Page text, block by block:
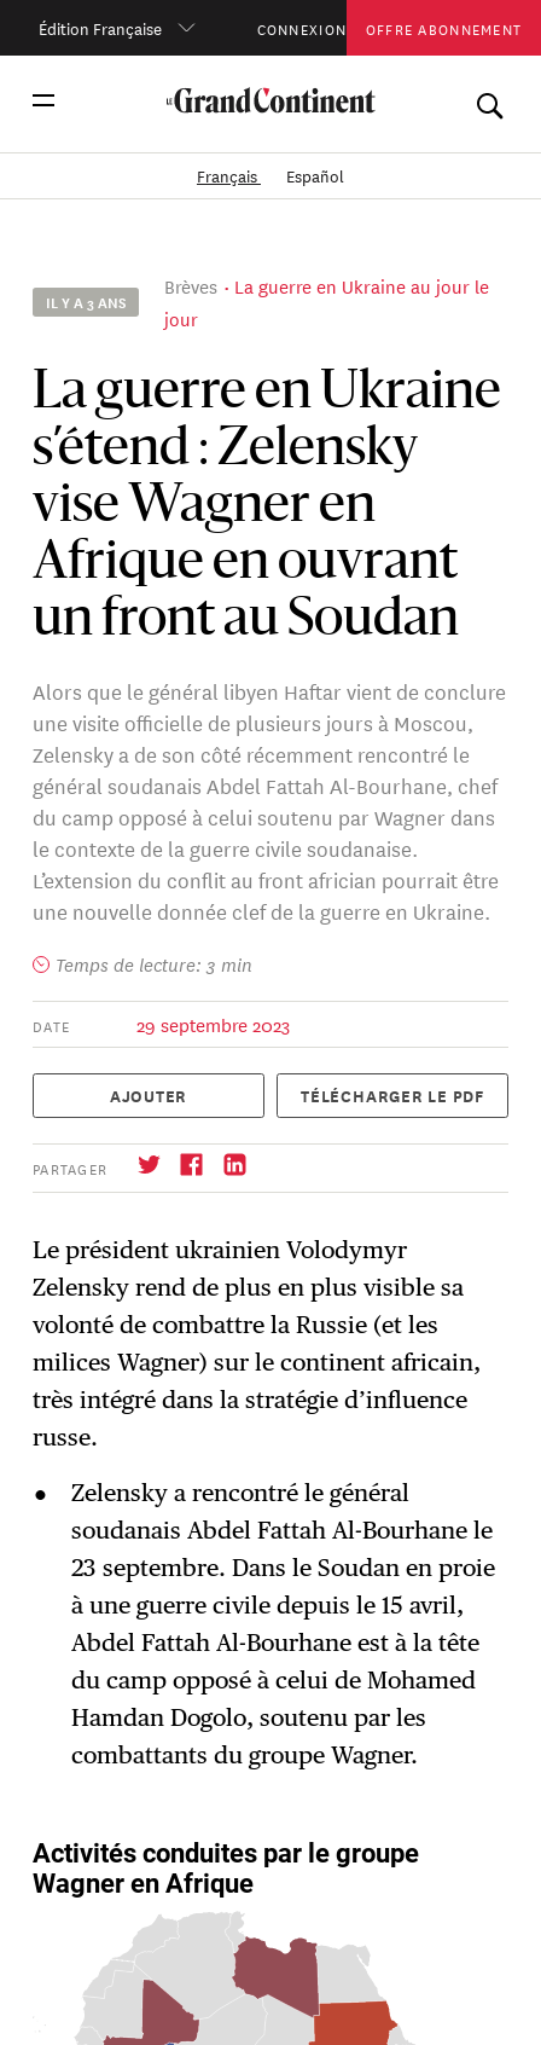
Édition Française CONNEXION OFFRE ABONNEMENT
Français Español
IL Y A 3 ANS
Brèves
La guerre en Ukraine au jour le
jour
La guerre en Ukraine
s’étend : Zelensky
vise Wagner en
Afrique en ouvrant
un front au Soudan
Alors que le général libyen Haftar vient de conclure
une visite officielle de plusieurs jours à Moscou,
Zelensky a de son côté récemment rencontré le
général soudanais Abdel Fattah Al-Bourhane, chef
du camp opposé à celui soutenu par Wagner dans
le contexte de la guerre civile soudanaise.
L’extension du conflit au front africian pourrait être
une nouvelle donnée clef de la guerre en Ukraine.
Temps de lecture: 3 min
DATE 29 septembre 2023
AJOUTER TÉLÉCHARGER LE PDF
PARTAGER
→ S'abonner
Le président ukrainien Volodymyr
Zelensky rend de plus en plus visible sa
volonté de combattre la Russie (et les
milices Wagner) sur le continent africain,
très intégré dans la stratégie d’influence
russe.
Zelensky a rencontré le général
soudanais Abdel Fattah Al-Bourhane le
23 septembre. Dans le Soudan en proie
à une guerre civile depuis le 15 avril,
Abdel Fattah Al-Bourhane est à la tête
du camp opposé à celui de Mohamed
Hamdan Dogolo, soutenu par les
combattants du groupe Wagner.